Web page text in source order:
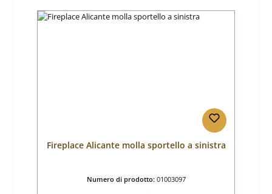
Fireplace Alicante molla sportello a sinistra
Numero di prodotto: 01003097